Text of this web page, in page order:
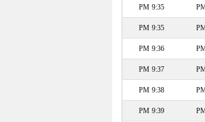
9:35 PM
9:35 PM
9:36 PM
9:37 PM
9:38 PM
9:39 PM